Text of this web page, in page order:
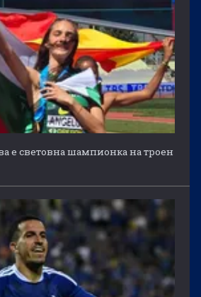
е световна шампионка на троен